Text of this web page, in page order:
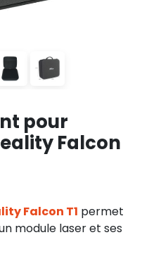
pour
Falcon
Falcon T1 permet
module laser et ses